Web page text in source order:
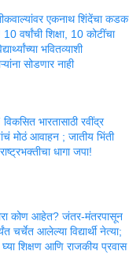
एकनाथ शिंदेंचा कडक
10 वर्षांची शिक्षा, 10 कोटींचा
भवितव्याशी
सोडणार नाही
भारतासाठी रवींद्र
मोठं आवाहन ; जातीय भिंती
धागा जपा!
कोण आहेत? जंतर-मंतरपासून
चर्चेत आलेल्या विद्यार्थी नेत्या;
शिक्षण आणि राजकीय प्रवास